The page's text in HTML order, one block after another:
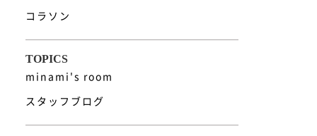
コラソン
minami's room
スタッフブログ